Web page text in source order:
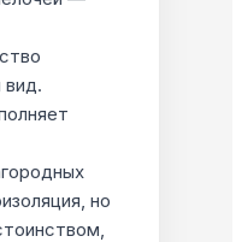
вид.
но